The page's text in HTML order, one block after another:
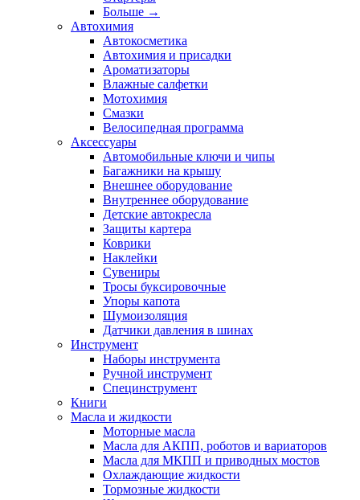
Больше →
Автохимия
Автокосметика
Автохимия и присадки
Ароматизаторы
Влажные салфетки
Мотохимия
Смазки
Велосипедная программа
Аксессуары
Автомобильные ключи и чипы
Багажники на крышу
Внешнее оборудование
Внутреннее оборудование
Детские автокресла
Защиты картера
Коврики
Наклейки
Сувениры
Тросы буксировочные
Упоры капота
Шумоизоляция
Датчики давления в шинах
Инструмент
Наборы инструмента
Ручной инструмент
Специнструмент
Книги
Масла и жидкости
Моторные масла
Масла для АКПП, роботов и вариаторов
Масла для МКПП и приводных мостов
Охлаждающие жидкости
Тормозные жидкости